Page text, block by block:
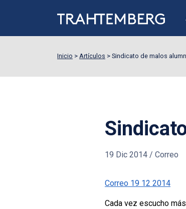
Inicio > Artículos > Sindicato de malos
19 Dic 2014 / Correo
Correo 19 12 2014
Cada vez escucho